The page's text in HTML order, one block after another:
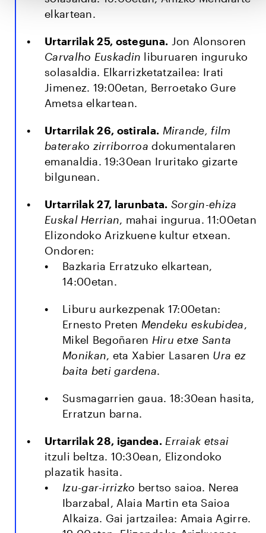
elkartean.
Urtarrilak 25, osteguna. Jon Alonsoren
Carvalho Euskadin liburuaren inguruko
solasaldia. Elkarrizketatzailea: Irati
Jimenez. 19:00etan, Berroetako Gure
Ametsa elkartean.
Urtarrilak 26, ostirala. Mirande, film
baterako zirriborroa dokumentalaren
emanaldia. 19:30ean Iruritako gizarte
bilgunean.
Urtarrilak 27, larunbata. Sorgin-ehiza
Euskal Herrian, mahai ingurua. 11:00etan
Elizondoko Arizkuene kultur etxean.
Ondoren:
Bazkaria Erratzuko elkartean,
14:00etan.
Liburu aurkezpenak 17:00etan:
Ernesto Preten Mendeku eskubidea,
Mikel Begoñaren Hiru etxe Santa
Monikan, eta Xabier Lasaren Ura ez
baita beti gardena.
Susmagarrien gaua. 18:30ean hasita,
Erratzun barna.
Urtarrilak 28, igandea. Erraiak etsai
itzuli beltza. 10:30ean, Elizondoko
plazatik hasita.
Izu-gar-irrizko bertso saioa. Nerea
Ibarzabal, Alaia Martin eta Saioa
Alkaiza. Gai jartzailea: Amaia Agirre.